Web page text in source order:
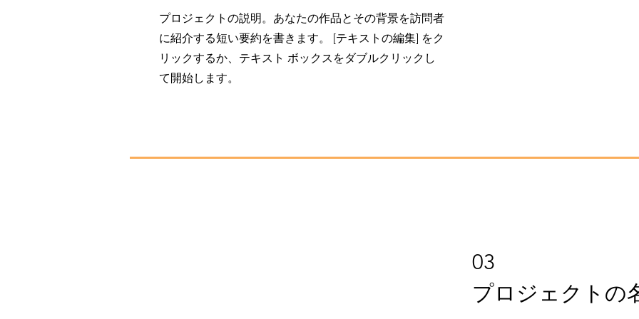
プロジェクトの説明。あなたの作品とその背景を訪問者
に紹介する短い要約を書きます。 [テキストの編集] をク
リックするか、テキスト ボックスをダブルクリックし
て開始します。
03
プロジェクトの